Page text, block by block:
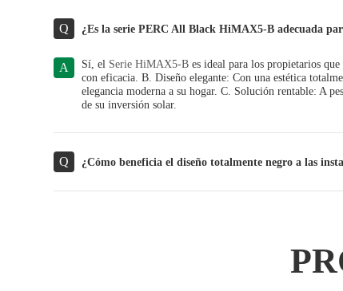
Q ¿Es la serie PERC All Black HiMAX5-B adecuada
A Sí, el Serie HiMAX5-Bes ideal para los propietarios que
con eficacia. B. Diseño elegante: Con una estética
elegancia moderna a su hogar. C. Solución rentable: A
de su inversión solar.
Q ¿Cómo beneficia el diseño totalmente negro a las